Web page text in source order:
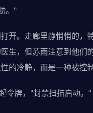
。"
开。走廊里静悄悄的，
生，但苏雨注意到他们
冷静，而是一种被控制
令牌，"封禁扫描启动。"